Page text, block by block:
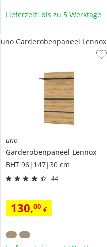
Lieferzeit: bis zu 5 Werktage
uno
Garderobenpaneel Lennox
BHT 96|147|30 cm
44
130,00 €
uno Garderobenpaneel Lennox